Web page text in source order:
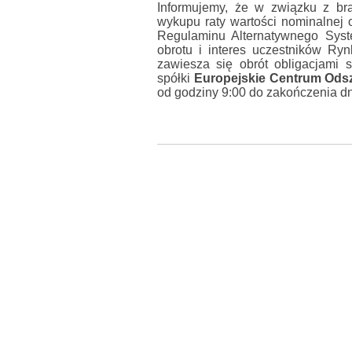
Informujemy, że w związku z
wykupu raty wartości
Regulaminu Alternatywnego
obrotu i interes uczestników
zawiesza się obrót obligacjami
spółki Europejskie Centrum
od godziny 9:00 do zakończenia